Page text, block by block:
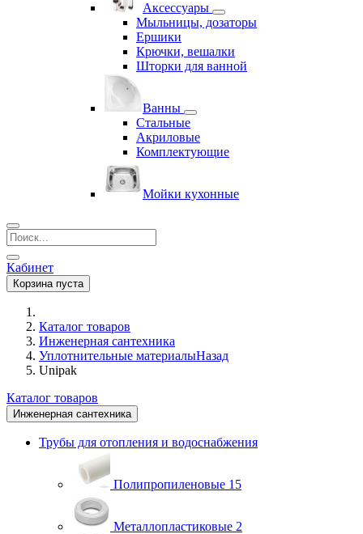
Аксессуары
Мыльницы, дозаторы
Ершики
Крючки, вешалки
Шторки для ванной
Ванны
Стальные
Акриловые
Комплектующие
Мойки кухонные
Кабинет
Корзина пуста
Каталог товаров
Инженерная сантехника
Уплотнительные материалыНазад
Unipak
Каталог товаров
Инженерная сантехника
Трубы для отопления и водоснабжения
Полипропиленовые 15
Металлопластиковые 2